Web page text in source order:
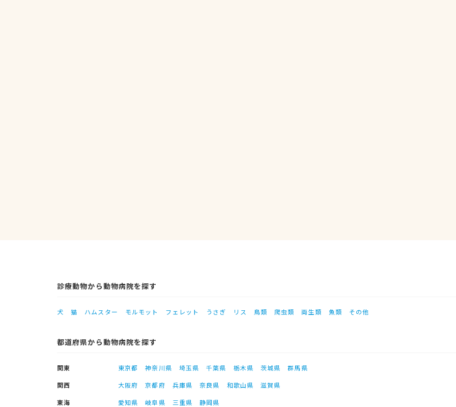
診療動物から動物病院を探す
犬 猫 ハムスター モルモット フェレット うさぎ リス 鳥類 爬虫類 両生類 魚類 その他
都道府県から動物病院を探す
関東 東京都 神奈川県 埼玉県 千葉県 栃木県 茨城県
群馬県
関西
大阪府 京都府 兵庫県 奈良県 和歌山県
滋賀県
東海
愛知県 岐阜県 三重県
静岡県